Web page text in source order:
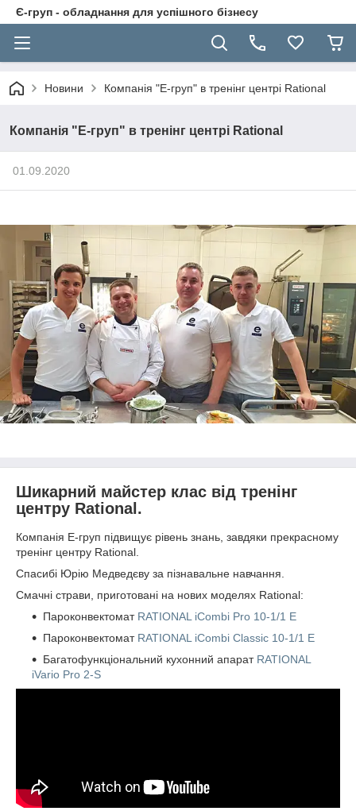
Є-груп - обладнання для успішного бізнесу
Новини Компанія "Е-груп" в тренінг центрі Rational
Компанія "Е-груп" в тренінг центрі Rational
01.09.2020
Шикарний майстер клас від тренінг
центру Rational.
Компанія Е-груп підвищує рівень знань, завдяки прекрасному
тренінг центру Rational.
Спасибі Юрію Медведєву за пізнавальне навчання.
Смачні страви, приготовані на нових моделях Rational:
Пароконвектомат RATIONAL iCombi Pro 10-1/1 E
Пароконвектомат RATIONAL iCombi Classic 10-1/1 E
Багатофункціональний кухонний апарат RATIONAL
iVario Pro 2-S